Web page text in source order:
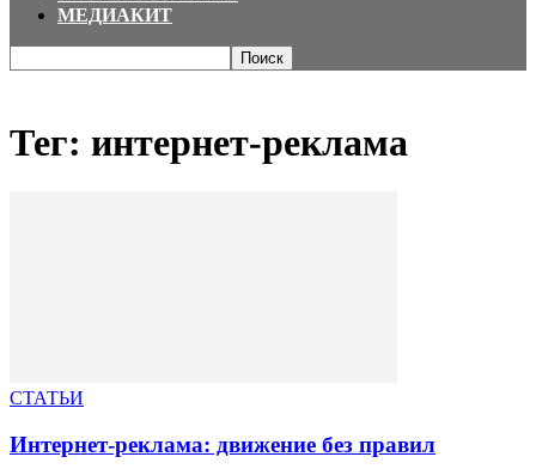
МЕДИАКИТ
Тег: интернет-реклама
СТАТЬИ
Интернет-реклама: движение без правил